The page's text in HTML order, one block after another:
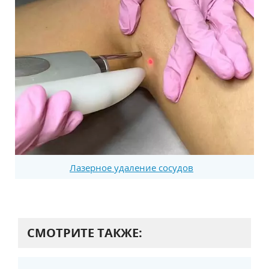
Лазерное удаление сосудов
СМОТРИТЕ ТАКЖЕ: